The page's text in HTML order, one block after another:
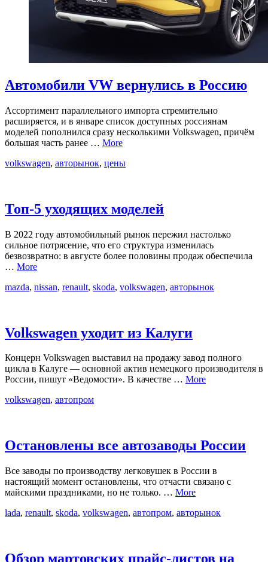
Автомобили VW вернулись в Россию
Ассортимент параллельного импорта стремительно
расширяется, и в январе список доступных россиянам
моделей пополнился сразу несколькими Volkswagen, причём
большая часть ранее … More
volkswagen, авторынок, цены
Топ-5 уходящих моделей
В 2022 году автомобильный рынок пережил настолько
сильное потрясение, что его структура изменилась
безвозвратно: в августе более половины продаж обеспечила
… More
mazda, nissan, renault, skoda, volkswagen, авторынок
Volkswagen уходит из Калуги
Концерн Volkswagen выставил на продажу завод полного
цикла в Калуге — основной актив немецкого производителя в
России, пишут «Ведомости». В качестве … More
volkswagen, автопром
Остановлены все автозаводы России
Все заводы по производству легковушек в России в
настоящий момент остановлены, что отчасти связано с
майскими праздниками, но не только. … More
lada, renault, skoda, volkswagen, автопром, авторынок
Обзор мартовских прайс-листов на